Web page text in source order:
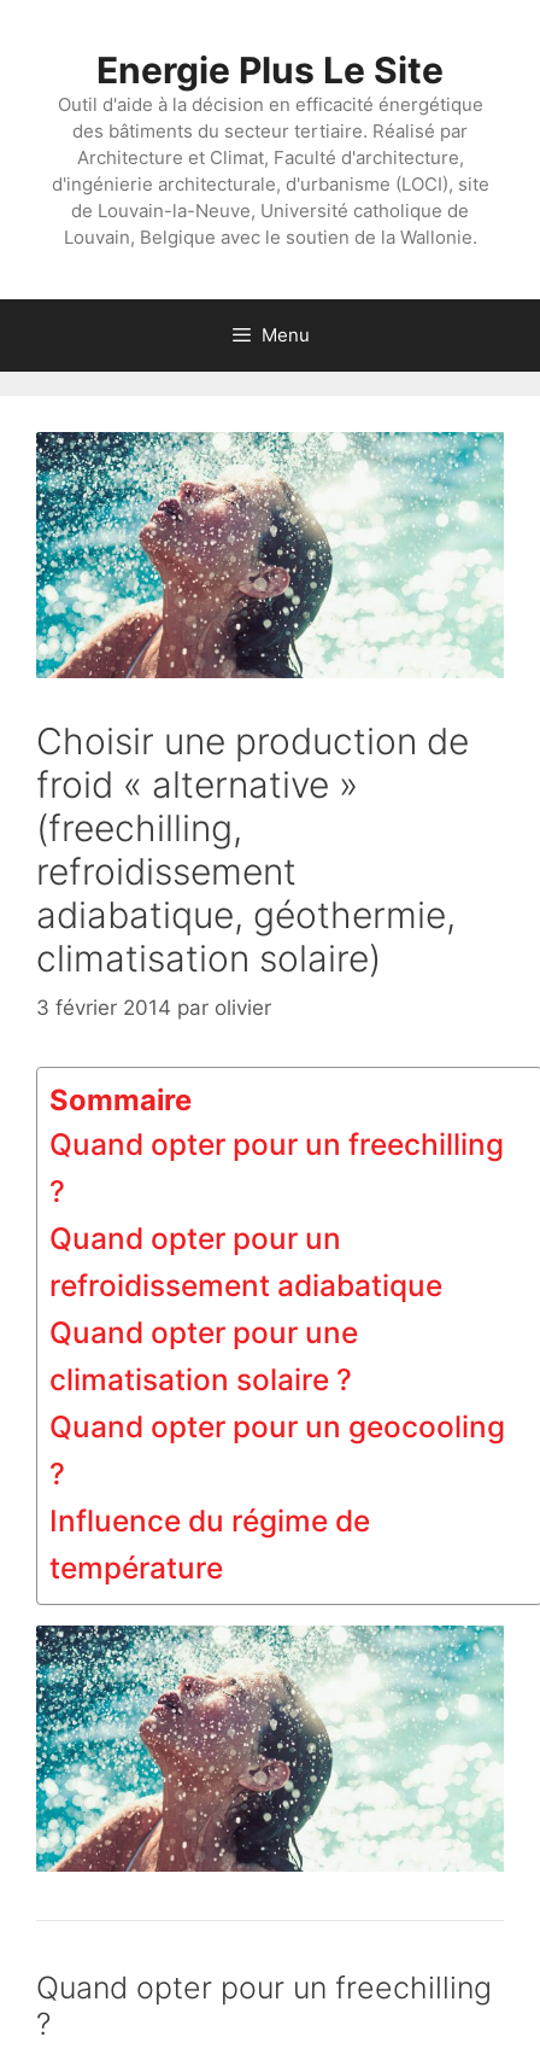
Energie Plus Le Site
Outil d'aide à la décision en efficacité énergétique
des bâtiments du secteur tertiaire. Réalisé par
Architecture et Climat, Faculté d'architecture,
d'ingénierie architecturale, d'urbanisme (LOCI), site
de Louvain-la-Neuve, Université catholique de
Louvain, Belgique avec le soutien de la Wallonie.
Menu
Choisir une production de
froid « alternative »
(freechilling,
refroidissement
adiabatique, géothermie,
climatisation solaire)
3 février 2014 par olivier
Sommaire
Quand opter pour un freechilling
?
Quand opter pour un
refroidissement adiabatique
Quand opter pour une
climatisation solaire ?
Quand opter pour un geocooling
?
Influence du régime de
température
Quand opter pour un freechilling
?